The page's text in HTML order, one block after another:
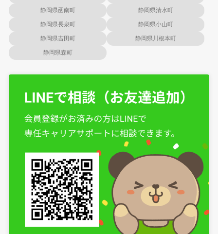
静岡県函南町 静岡県清水町
静岡県長泉町 静岡県小山町
静岡県吉田町 静岡県川根本町
静岡県森町